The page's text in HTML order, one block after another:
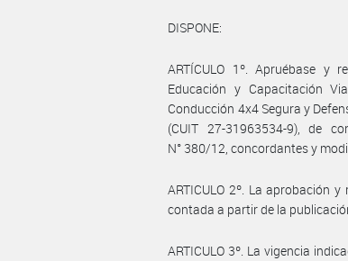
DISPONE:
ARTÍCULO 1º. Apruébase y
Educación y Capacitación
Conducción 4x4 Segura y
(CUIT 27-31963534-9), de
N° 380/12, concordantes y
ARTICULO 2º. La aprobación
contada a partir de la
ARTICULO 3º. La vigencia